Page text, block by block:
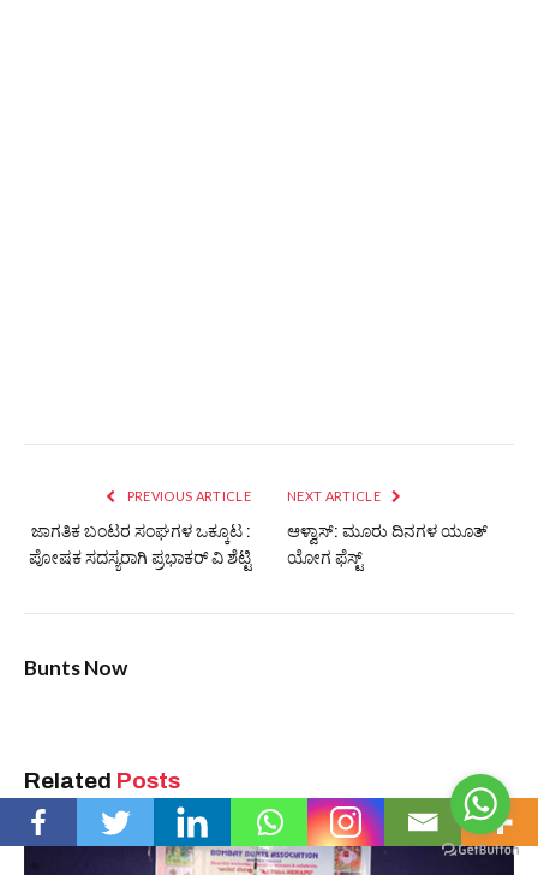
PREVIOUS ARTICLE
ಜಾಗತಿಕ ಬಂಟರ ಸಂಘಗಳ ಒಕ್ಕೂಟ :
ಪೋಷಕ ಸದಸ್ಯರಾಗಿ ಪ್ರಭಾಕರ್ ವಿ ಶೆಟ್ಟಿ
NEXT ARTICLE
ಆಳ್ವಾಸ್: ಮೂರು ದಿನಗಳ ಯೂತ್
ಯೋಗ ಫೆಸ್ಟ್
Bunts Now
Related Posts